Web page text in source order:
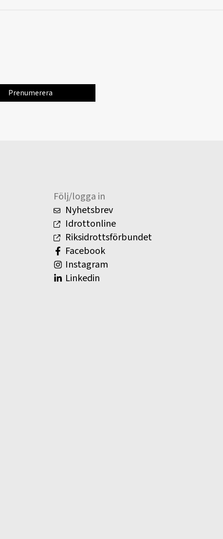
Följ/logga in
Nyhetsbrev
Idrottonline
Riksidrottsförbundet
Facebook
Instagram
Linkedin